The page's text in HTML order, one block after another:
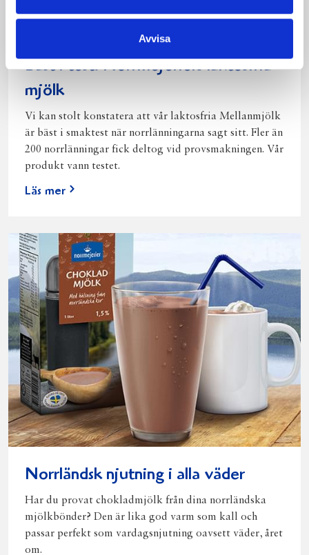
Avvisa
Bäst i test: Norrmejeriers laktosfria
mjölk
Vi kan stolt konstatera att vår laktosfria Mellanmjölk
är bäst i smaktest när norrlänningarna sagt sitt. Fler än
200 norrlänningar fick deltog vid provsmakningen. Vår
produkt vann testet.
Läs mer
Norrländsk njutning i alla väder
Har du provat chokladmjölk från dina norrländska
mjölkbönder? Den är lika god varm som kall och
passar perfekt som vardagsnjutning oavsett väder, året
om.